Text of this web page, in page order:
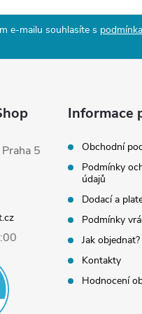
e-mailu souhlasíte s
5
Informace
Obchodní
Podmínky
údajů
Dodací a
Podmínky
Jak objednat?
Kontakty
Hodnocení